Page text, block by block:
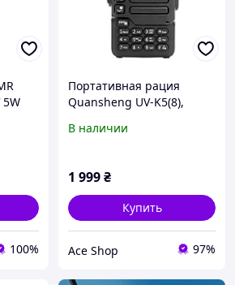
5W
100%
Портативная рация
Quansheng UV-K5(8),
радиостанция 50 600MHz
В наличии
1 999₴
Купить
Ace Shop 97%